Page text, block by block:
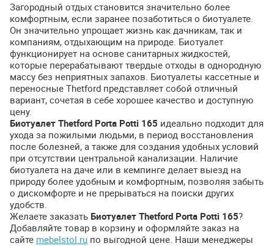
Загородный отдых становится значительно более
комфортным, если заранее позаботиться о биотуалете.
Он значительно упрощает жизнь как дачникам, так и
компаниям, отдыхающим на природе. Биотуалет
функционирует на основе санитарных жидкостей,
которые перерабатывают твердые отходы в однородную
массу без неприятных запахов. Биотуалеты кассетные и
переносные Thetford представляет собой отличный
вариант, сочетая в себе хорошее качество и доступную
цену.
Биотуалет Thetford Porta Potti 165 идеально подходит для
ухода за пожилыми людьми, в период восстановления
после болезней, а также для создания удобных условий
при отсутствии центральной канализации. Наличие
биотуалета на даче или в кемпинге делает выезд на
природу более удобным и комфортным, позволяя забыть
о дискомфорте и не прерываться на поиски других
удобств.
Желаете заказать Биотуалет Thetford Porta Potti 165?
Добавляйте товар в корзину и оформляйте заказ на
сайте mebelstol.ru по выгодной цене. Наши менеджеры